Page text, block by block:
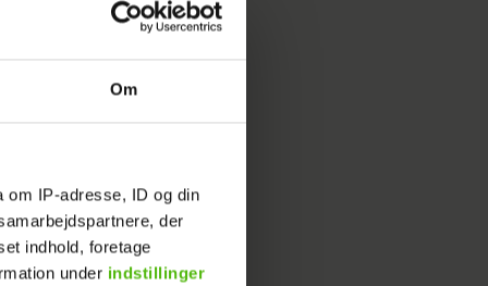
Om
om IP-adresse, ID og din
der
indhold, foretage
under indstillinger